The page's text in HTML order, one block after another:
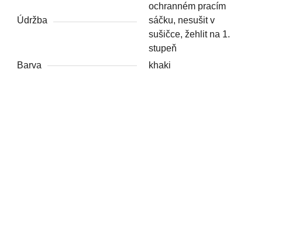
Údržba
ochranném pracím
sáčku, nesušit v
sušičce, žehlit na 1.
stupeň
Barva
khaki